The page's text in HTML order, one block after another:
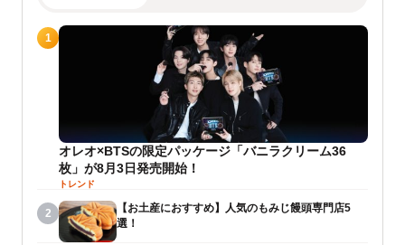
1
オレオ×BTSの限定パッケージ「バニラクリーム36
枚」が8月3日発売開始！
トレンド
2
【お土産におすすめ】人気のもみじ饅頭専門店5
選！